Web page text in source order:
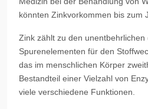
könnten Zinkvorkommen bis zum
Zink zählt zu den unentbehrlichen
Spurenelementen für den
das im menschlichen Körper
Bestandteil einer Vielzahl von
viele verschiedene Funktionen.